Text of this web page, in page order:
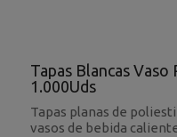
Tapas Blancas Vaso
1.000Uds
Tapas planas de
vasos de bebida